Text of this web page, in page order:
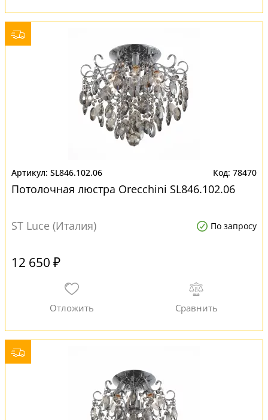
SL846.102.06 78470
Потолочная люстра Orecchini SL846.102.06
ST Luce (Италия) По запросу
12 650 ₽